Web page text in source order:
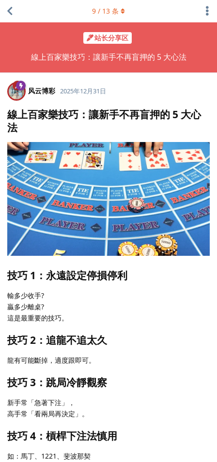
站长分享区
線上百家樂技巧：讓新手不再盲押的 5 大心法
9 / 13 条
风云博彩 2025年12月31日
線上百家樂技巧：讓新手不再盲押的 5 大心
法
技巧 1：永遠設定停損停利
輸多少收手?
贏多少離桌?
這是最重要的技巧。
技巧 2：追龍不追太久
龍有可能斷掉，適度跟即可。
技巧 3：跳局冷靜觀察
新手常「急著下注」，
高手常「看兩局再決定」。
技巧 4：槓桿下注法慎用
如：馬丁、1221、斐波那契